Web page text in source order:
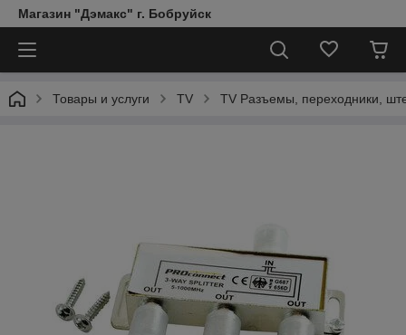
Магазин "Дэмакс" г. Бобруйск
Товары и услуги TV TV Разъемы, переходники,